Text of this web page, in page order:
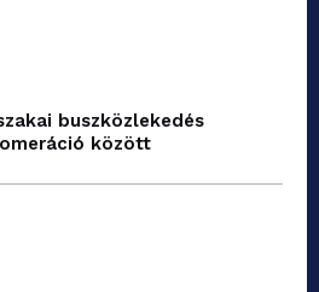
buszközlekedés
között